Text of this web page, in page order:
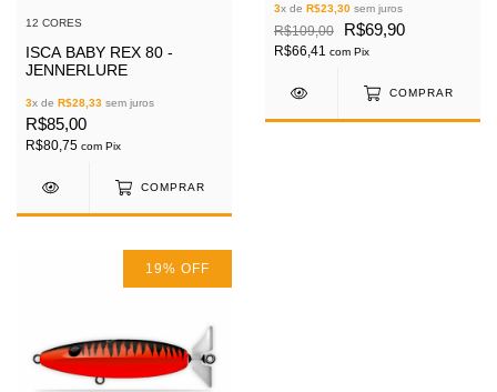
12 CORES
ISCA BABY REX 80 -
JENNERLURE
3x de R$28,33 sem juros
R$85,00
R$80,75 com Pix
COMPRAR
3x de R$23,30 sem juros
R$109,00 R$69,90
R$66,41 com Pix
COMPRAR
19% OFF